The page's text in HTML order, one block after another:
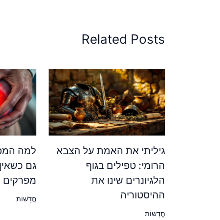
Related Posts
גיליתי את האמת על הצבא
הרומי: טפילים בגוף
הלגיונרים שינו את
ההיסטוריה
חֲדָשׁוֹת
למה
גם
מפרקים
חֲדָשׁוֹת